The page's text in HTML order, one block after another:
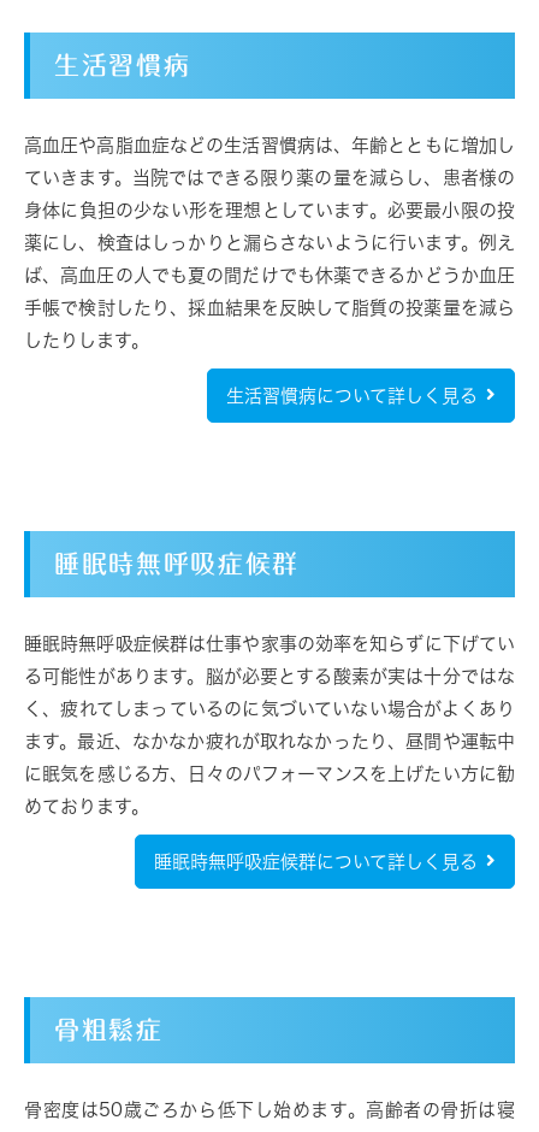
生活習慣病
高血圧や高脂血症などの生活習慣病は、年齢とともに増加し
ていきます。当院ではできる限り薬の量を減らし、患者様の
身体に負担の少ない形を理想としています。必要最小限の投
薬にし、検査はしっかりと漏らさないように行います。例え
ば、高血圧の人でも夏の間だけでも休薬できるかどうか血圧
手帳で検討したり、採血結果を反映して脂質の投薬量を減ら
したりします。
生活習慣病について詳しく見る
睡眠時無呼吸症候群
睡眠時無呼吸症候群は仕事や家事の効率を知らずに下げてい
る可能性があります。脳が必要とする酸素が実は十分ではな
く、疲れてしまっているのに気づいていない場合がよくあり
ます。最近、なかなか疲れが取れなかったり、昼間や運転中
に眠気を感じる方、日々のパフォーマンスを上げたい方に勧
めております。
睡眠時無呼吸症候群について詳しく見る
骨粗鬆症
骨密度は50歳ごろから低下し始めます。高齢者の骨折は寝